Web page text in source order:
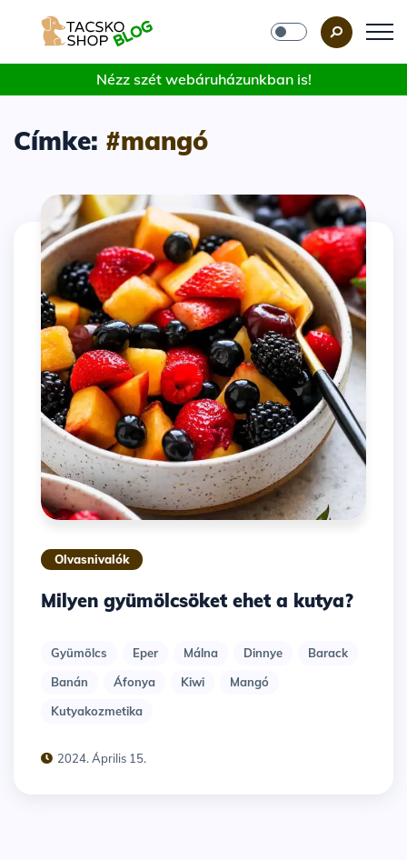
Nézz szét webáruházunkban is!
Címke: #mangó
Olvasnivalók
Milyen gyümölcsöket ehet a kutya?
Gyümölcs Eper Málna Dinnye
Barack
Banán
Áfonya Kiwi
Mangó
Kutyakozmetika
2024. Április 15.